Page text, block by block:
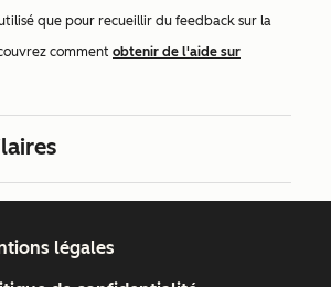
que pour recueillir du feedback sur la
comment obtenir de l'aide sur
légales